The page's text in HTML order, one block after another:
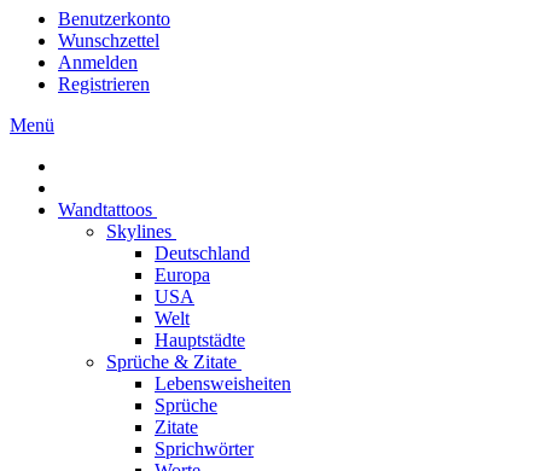
Benutzerkonto
Wunschzettel
Anmelden
Registrieren
Menü
Wandtattoos
Skylines
Deutschland
Europa
USA
Welt
Hauptstädte
Sprüche & Zitate
Lebensweisheiten
Sprüche
Zitate
Sprichwörter